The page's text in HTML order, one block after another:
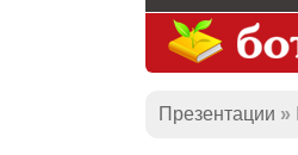
Презентации